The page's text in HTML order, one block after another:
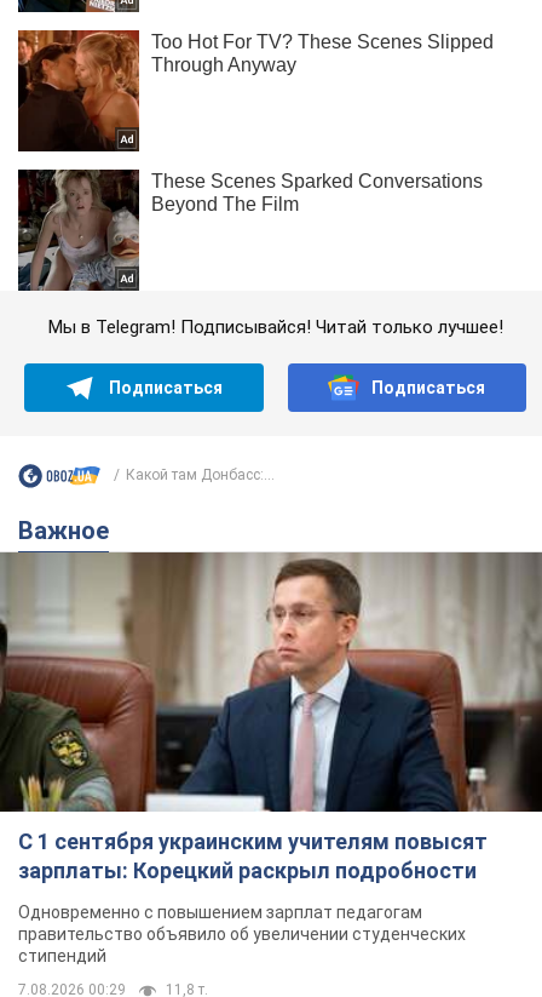
Мы в Telegram! Подписывайся! Читай только лучшее!
Подписаться Подписаться
Какой там Донбасс:...
Важное
С 1 сентября украинским учителям повысят
зарплаты: Корецкий раскрыл подробности
Одновременно с повышением зарплат педагогам
правительство объявило об увеличении студенческих
стипендий
7.08.2026 00:29 11,8 т.